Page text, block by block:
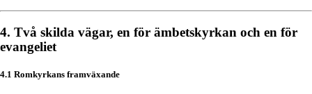
4. Två skilda vägar, en för ämbetskyrkan och en för
evangeliet
4.1 Romkyrkans framväxande